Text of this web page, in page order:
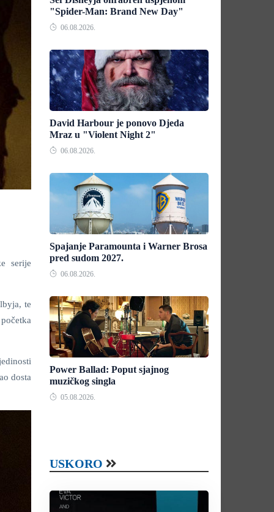
serije
te
dosta
"Spider-Man: Brand New Day"
06.08.2026.
David Harbour je ponovo Djeda
Mraz u "Violent Night 2"
06.08.2026.
Spajanje Paramounta i Warner Brosa
pred sudom 2027.
06.08.2026.
Power Ballad: Poput sjajnog
muzičkog singla
05.08.2026.
USKORO